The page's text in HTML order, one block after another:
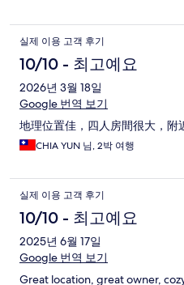
실제 이용 고객 후기
10/10 - 최고예요
2026년 3월 18일
Google 번역 보기
地理位置佳，四人房間很大，附
CHIA YUN 님, 2박 여행
실제 이용 고객 후기
10/10 - 최고예요
2025년 6월 17일
Google 번역 보기
Great location, great owner,